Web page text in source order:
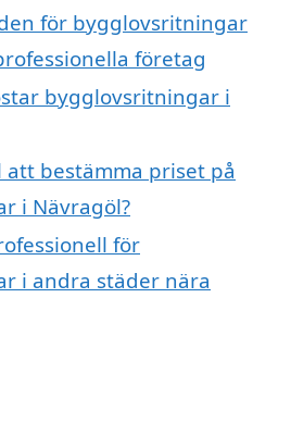
för bygglovsritningar
företag
bygglovsritningar i
bestämma priset på
i Nävragöl?
för
i andra städer nära